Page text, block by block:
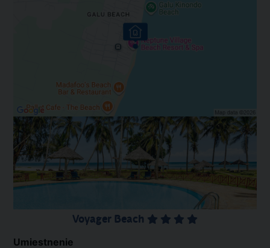
Voyager Beach
Umiestnenie